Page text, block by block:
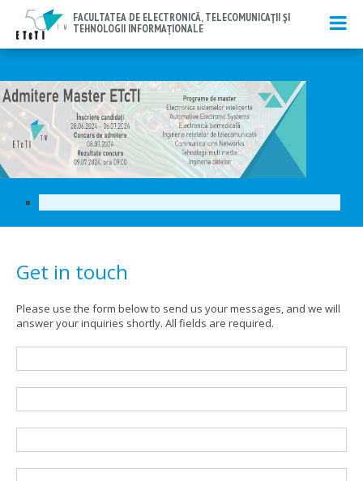
FACULTATEA DE ELECTRONICĂ, TELECOMUNICAŢII ŞI
TEHNOLOGII INFORMAȚIONALE
Get in touch
Please use the form below to send us your messages, and we will
answer your inquiries shortly. All fields are required.